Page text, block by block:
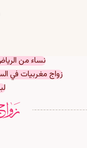
نساء من
زواج مغربيات في